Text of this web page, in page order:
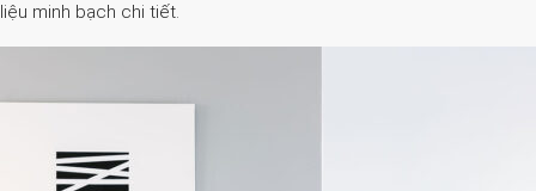
liệu minh bạch chi tiết.